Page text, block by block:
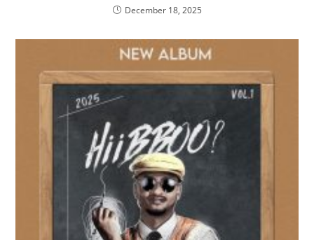
December 18, 2025